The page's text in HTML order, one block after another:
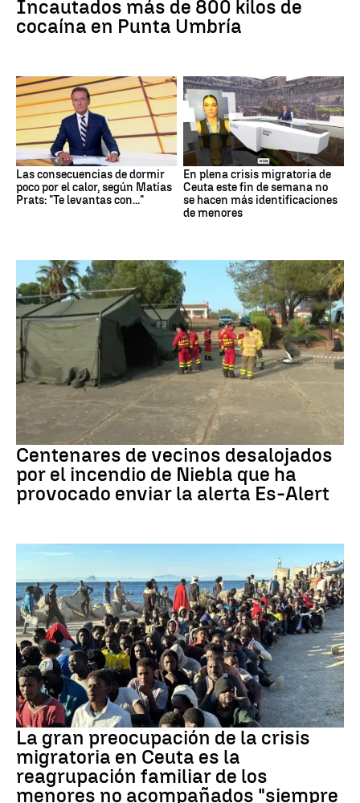
Incautados más de 800 kilos de
cocaína en Punta Umbría
Las consecuencias de dormir
poco por el calor, según Matías
Prats: "Te levantas con..."
En plena crisis migratoria de
Ceuta este fin de semana no
se hacen más identificaciones
de menores
Incendio
Centenares de vecinos desalojados
por el incendio de Niebla que ha
provocado enviar la alerta Es-Alert
CRISIS MIGRATORIA
La gran preocupación de la crisis
migratoria en Ceuta es la
reagrupación familiar de los
menores no acompañados "siempre